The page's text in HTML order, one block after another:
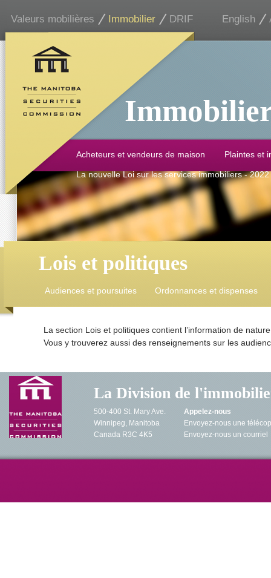
Valeurs mobilières Immobilier DRIF English
Acheteurs et vendeurs de maison Plaintes et
La nouvelle Loi sur les services immobiliers - 2022
Lois et politiques
Audiences et poursuites Ordonnances et dispenses
La section Lois et politiques contient l’information de
Vous y trouverez aussi des renseignements sur les
La Division de
500-400 St. Mary Ave.
Winnipeg, Manitoba
Canada R3C 4K5
Appelez-nous
Envoyez-nous une
Envoyez-nous un courriel